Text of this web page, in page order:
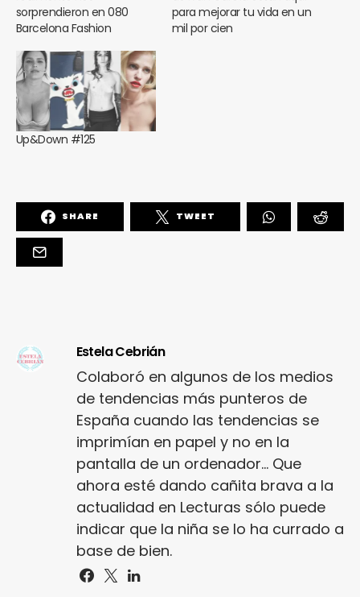
sorprendieron en 080
Barcelona Fashion
para mejorar tu vida en un
mil por cien
Up&Down #125
SHARE TWEET
Estela Cebrián
Colaboró en algunos de los medios
de tendencias más punteros de
España cuando las tendencias se
imprimían en papel y no en la
pantalla de un ordenador... Que
ahora esté dando cañita brava a la
actualidad en Lecturas sólo puede
indicar que la niña se lo ha currado a
base de bien.